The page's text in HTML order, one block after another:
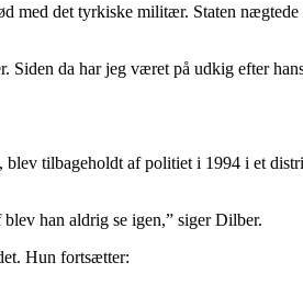
med det tyrkiske militær. Staten
Siden da har jeg været på udkig efter
blev tilbageholdt af politiet i 1994 i et
han aldrig se igen,” siger Dilber.
Hun fortsætter: